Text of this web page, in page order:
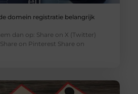
domein registratie belangrijk
dan op: Share on X (Twitter)
on Pinterest Share on